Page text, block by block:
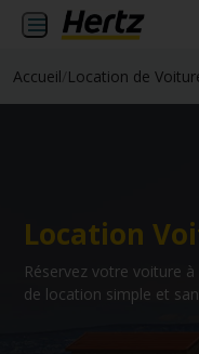
Accueil Location de
Location
Réservez votre voiture
de location simple et